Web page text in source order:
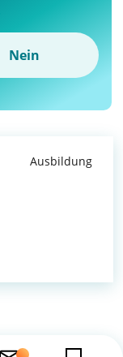
Nein
Ausbildung